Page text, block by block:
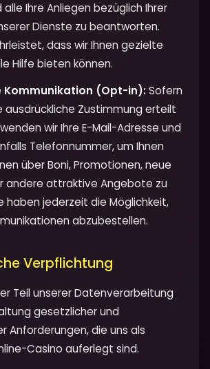
Ihre Anliegen bezüglich Ihrer
Dienste zu beantworten.
dass wir Ihnen gezielte
Hilfe bieten können.
Kommunikation (Opt-in):Sofern
ausdrückliche Zustimmung erteilt
wir Ihre E-Mail-Adresse und
Telefonnummer, um Ihnen
über Boni, Promotionen, neue
andere attraktive Angebote zu
haben jederzeit die Möglichkeit,
abzubestellen.
Verpflichtung
Teil unserer Datenverarbeitung
gesetzlicher und
Anforderungen, die uns als
Casino auferlegt sind.